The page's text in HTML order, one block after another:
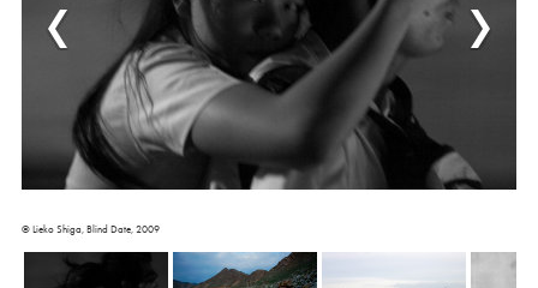
©︎ Lieko Shiga, Blind Date, 2009